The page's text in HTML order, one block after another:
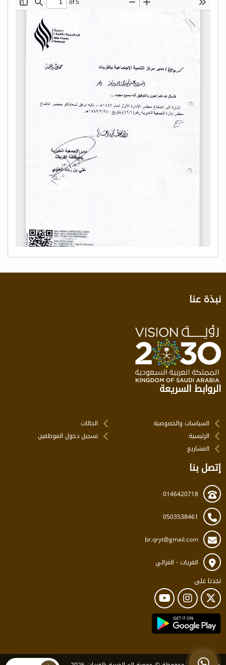
نبذة عنا
الروابط السريعة
السياسات والخصوصية
الرئيسية
المشاريع
الحالات
تسجيل دخول الموظفين
إتصل بنا
0146420718
0503538461
br.qryt@gmail.com
القريات - الغزالي
تجدنا على